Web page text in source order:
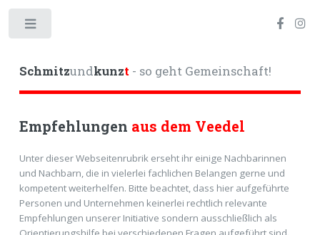
Schmitzundkunzt- so geht Gemeinschaft!
Empfehlungen aus dem Veedel
Unter dieser Webseitenrubrik erseht ihr einige Nachbarinnen
und Nachbarn, die in vielerlei fachlichen Belangen gerne und
kompetent weiterhelfen. Bitte beachtet, dass hier aufgeführte
Personen und Unternehmen keinerlei rechtlich relevante
Empfehlungen unserer Initiative sondern ausschließlich als